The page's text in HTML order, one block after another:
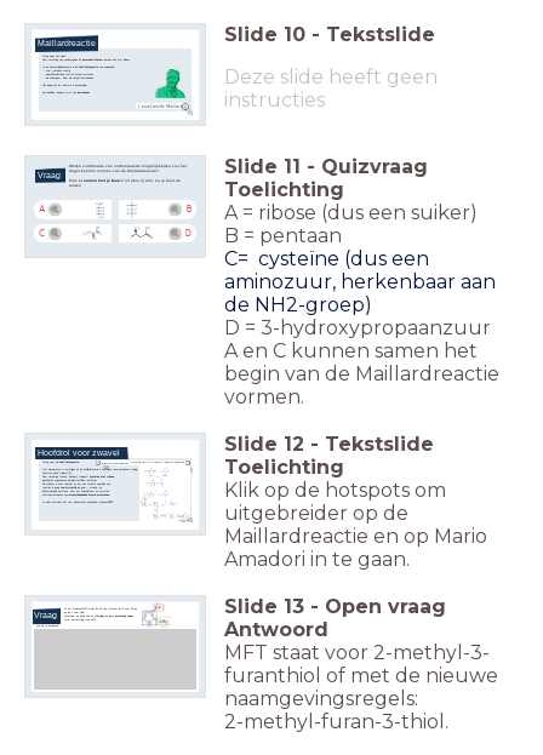
Maillardreactie
Terug naar ons 'vlees'.
Door verhitting van voedsel gaan demacronutriënten reacties aan met elkaar.
In de levensmiddelenchemie is deMaillardreactie een belangrijke:
...zeer complexe reactie
...waarbij honderden stoffen kunnen ontstaan
...die zowel geur, kleur als smaak beïnvloeden.
Het begin van de reactie is vrij eenvoudig:
eensuiker reageert met eenaminozuur
Louis-Camille Maillard
Slide 10 - Tekstslide
Deze slide heeft geen
instructies
Vraag
Welke combinatie van onderstaande mogelijkheden zou het
begin kunnen vormen van de Maillardreactie?
Kies er samen met je buur2 uit (dus jij één, en je buur de
ander)
A B
C D
Slide 11 - Quizvraag
Toelichting
A = ribose (dus een suiker)
B = pentaan
C= cysteïne (dus een
aminozuur, herkenbaar aan
de NH2-groep)
D = 3-hydroxypropaanzuur
A en C kunnen samen het
begin van de Maillardreactie
vormen.
Hoofdrol voor zwavel
Terug naar deMaillardreactie
Om vleesaroma te verkrijgen uit de Maillardreactie is cysteïne (een aminozuur) nodig.
Cysteïne bevat zwavel (S).
Door verhitting (koken, bakken) reageertcysteïne met ribose
waarbij een zogenoemd Amadori-product ontstaat.
Dit product is zeer reactief en zet een verdere cascade van
reacties in gang waarbij uiteindelijk de geur-, smaak- en
kleurmoleculen ontstaan.Door het zwavelatoom uit cysteïne,
ontstaan hierbij ook veelzwavelhoudende aroma-moleculen.
In vlees ontstaat het voor vleesaroma specifieke molecuulMFT.
Mario Amadori
De vorming van MFT vanuit ribose en cysteïne
'de' Maillardreactie?
Slide 12 - Tekstslide
Toelichting
Klik op de hotspots om
uitgebreider op de
Maillardreactie en op Mario
Amadori in te gaan.
Vraag
In het molecuul MFT staat de M voor Methyl, de F voor Furan
en de T voor Thiol.
Formuleer op basis van de afbeelding de juiste volledige naam
(met nummering) van MFT.
Typ hier je antwoord:
Slide 13 - Open vraag
Antwoord
MFT staat voor 2-methyl-3-
furanthiol of met de nieuwe
naamgevingsregels:
2-methyl-furan-3-thiol.